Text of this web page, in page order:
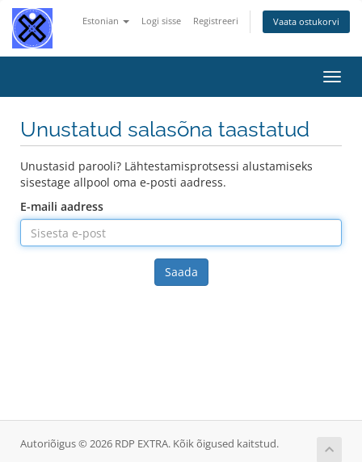
Estonian Logi sisse Registreeri Vaata ostukorvi
Unustatud salasõna taastatud
Unustasid parooli? Lähtestamisprotsessi alustamiseks
sisestage allpool oma e-posti aadress.
E-maili aadress
Saada
Autoriõigus © 2026 RDP EXTRA. Kõik õigused kaitstud.